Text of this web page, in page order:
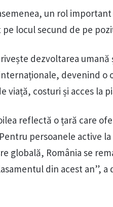
un rol
locul secund de pe
dezvoltarea umană
devenind o
viață, costuri și acces la
reflectă o țară care
persoanele active
globală, România se
din acest an”,